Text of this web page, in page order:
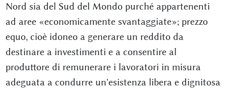
Nord sia del Sud del Mondo purché appartenenti
ad aree «economicamente svantaggiate»; prezzo
equo, cioè idoneo a generare un reddito da
destinare a investimenti e a consentire al
produttore di remunerare i lavoratori in misura
adeguata a condurre un'esistenza libera e dignitosa